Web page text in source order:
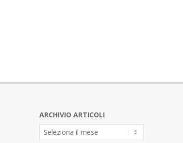
ARCHIVIO ARTICOLI
Archivio
Articoli